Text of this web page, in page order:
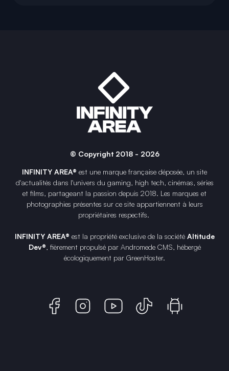
© Copyright 2018 - 2026
INFINITY AREA® est une marque française déposée, un site
d'actualités dans l'univers du gaming, high tech, cinémas, séries
et films, partageant la passion depuis 2018. Les marques et
photographies présentes sur ce site appartiennent à leurs
propriétaires respectifs.
INFINITY AREA® est la propriété exclusive de la société Altitude
Dev®, fièrement propulsé par Andromede CMS, hébergé
écologiquement par GreenHoster.